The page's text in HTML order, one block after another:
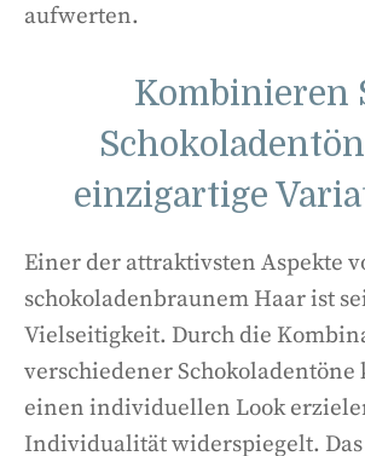
aufwerten.
Kombinieren
einzigartige
Einer der attraktivsten Aspekte
schokoladenbraunem Haar ist
Vielseitigkeit. Durch die
verschiedener Schokoladentöne
einen individuellen Look
Individualität widerspiegelt.